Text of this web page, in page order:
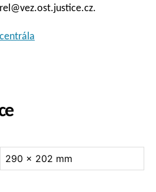
290 × 202 mm